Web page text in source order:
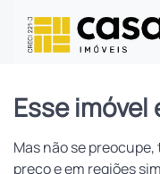
Esse
Mas não se
preço e em regiões